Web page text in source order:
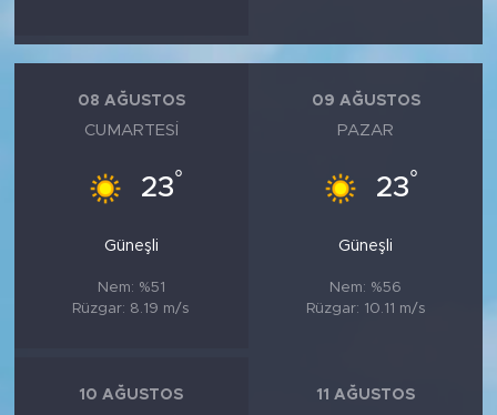
08 AĞUSTOS
CUMARTESI
23°
Güneşli
Nem: %51
Rüzgar: 8.19 m/s
09 AĞUSTOS
PAZAR
23°
Güneşli
Nem: %56
Rüzgar: 10.11 m/s
10 AĞUSTOS 11 AĞUSTOS